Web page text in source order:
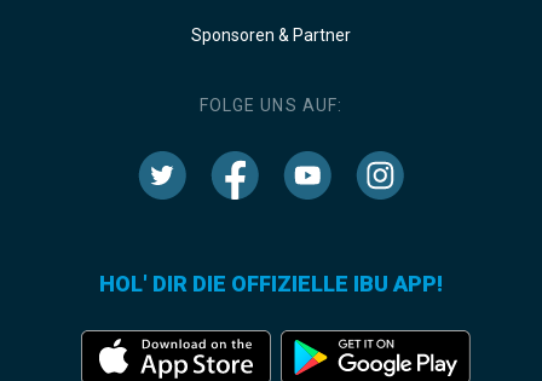
Sponsoren & Partner
FOLGE UNS AUF:
HOL' DIR DIE OFFIZIELLE IBU APP!